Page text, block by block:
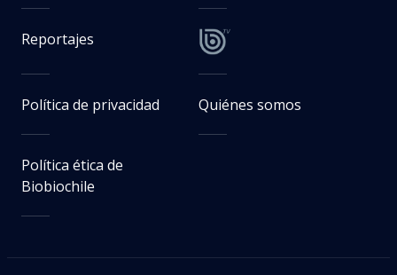
Reportajes
Política de privacidad Quiénes somos
Política ética de
Biobiochile